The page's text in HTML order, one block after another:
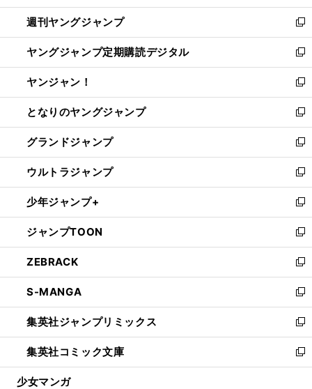
開
く
ウ
で
開
く
ン
ド
ウ
で
開
く
ウ
ィ
ン
ド
ウ
で
開
く
週刊ヤングジャンプ
新
し
い
ウ
ィ
ン
ド
ウ
で
開
く
ヤングジャンプ定期購読デジタル
新
し
い
ウ
ィ
ン
ド
ウ
で
開
く
ヤンジャン！
新
し
い
ウ
ィ
ン
ド
ウ
で
開
く
となりのヤングジャンプ
新
し
い
ウ
ィ
ン
ド
ウ
で
開
く
グランドジャンプ
新
し
い
ウ
ィ
ン
ド
ウ
で
開
く
ウルトラジャンプ
新
し
い
ウ
ィ
ン
ド
ウ
で
開
く
少年ジャンプ+
新
し
い
ウ
ィ
ン
ド
ウ
で
開
く
ジャンプTOON
新
し
い
ウ
ィ
ン
ド
ウ
で
開
ZEBRACK
新
し
い
ウ
ィ
ン
ド
ウ
S-MANGA
新
し
い
ウ
ィ
ン
集英社ジャンプリミックス
新
し
い
ウ
集英社コミック文庫
新
し
少女マンガ